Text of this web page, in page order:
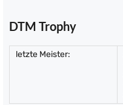
DTM Trophy
letzte Meister: